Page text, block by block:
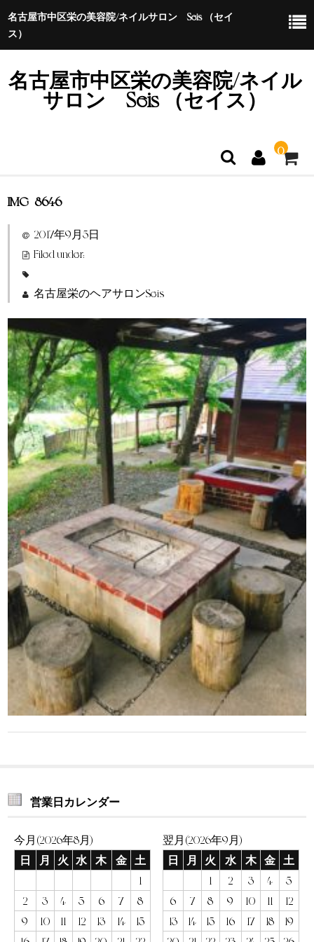
名古屋市中区栄の美容院/ネイルサロン Seis （セイ
ス）
名古屋市中区栄の美容院/ネイル
サロン Seis （セイス）
0
ホーム
特定商取引法に基づく表示
IMG_8646
2017年9月5日
Filed under:
名古屋栄のヘアサロンSeis
営業日カレンダー
今月(2026年8月)
日
月 火 水 木 金
土
1
2
3 4 5 6 7
8
9
10 11 12 13 14
15
翌月(2026年9月)
日
月 火 水 木 金
土
1
2 3 4
5
6
7 8 9 10 11
12
13
14 15 16 17 18
19